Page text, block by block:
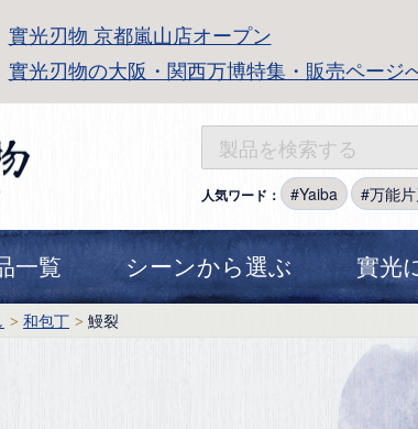
實光刃物 京都嵐山店オープン
實光刃物の大阪・関西万博特集・販売ページ
人気ワード： Yaiba 万能
一覧 シーンから選ぶ 實光
和包丁 鰻裂